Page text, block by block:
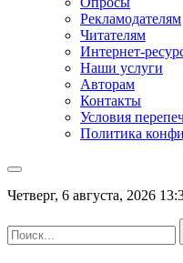
Рекламодателям
Читателям
Интернет-
Наши услуги
Авторам
Контакты
Условия
Политика
Четверг, 6 августа, 2026